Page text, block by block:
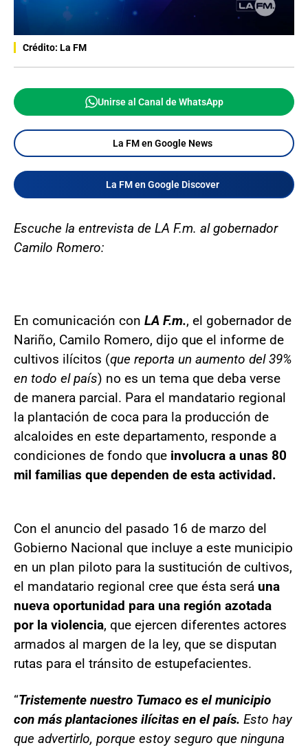
Crédito: La FM
Unirse al Canal de WhatsApp
La FM en Google News
La FM en Google Discover
Escuche la entrevista de LA F.m. al gobernador
Camilo Romero:
En comunicación con LA F.m., el gobernador de
Nariño, Camilo Romero, dijo que el informe de
cultivos ilícitos (que reporta un aumento del 39%
en todo el país) no es un tema que deba verse
de manera parcial. Para el mandatario regional
la plantación de coca para la producción de
alcaloides en este departamento, responde a
condiciones de fondo que involucra a unas 80
mil familias que dependen de esta actividad.
Con el anuncio del pasado 16 de marzo del
Gobierno Nacional que incluye a este municipio
en un plan piloto para la sustitución de cultivos,
el mandatario regional cree que ésta será una
nueva oportunidad para una región azotada
por la violencia, que ejercen diferentes actores
armados al margen de la ley, que se disputan
rutas para el tránsito de estupefacientes.
“Tristemente nuestro Tumaco es el municipio
con más plantaciones ilícitas en el país. Esto hay
que advertirlo, porque estoy seguro que ninguna